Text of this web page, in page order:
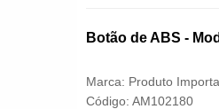
Botão de ABS -
Marca: Produto
Código: AM102180